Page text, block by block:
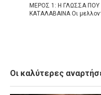
ΜΕΡΟΣ 1: Η ΓΛΩΣΣΑ
ΚΑΤΑΛΑΒΑΙΝΑ Οι
Οι καλύτερες